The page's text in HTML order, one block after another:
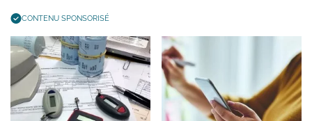
CONTENU SPONSORISÉ